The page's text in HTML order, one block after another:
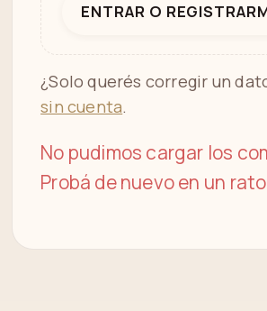
ENTRAR O
¿Solo querés corregir un
sin cuenta.
No pudimos cargar los
Probá de nuevo en un